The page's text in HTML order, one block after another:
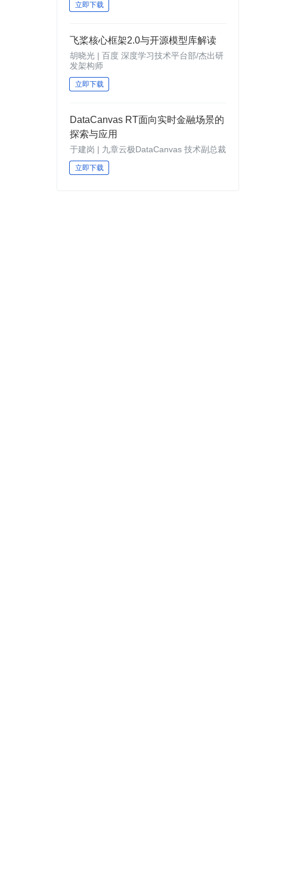
立即下载
飞桨核心框架2.0与开源模型库解读
胡晓光 | 百度 深度学习技术平台部/杰出研
发架构师
立即下载
DataCanvas RT面向实时金融场景的
探索与应用
于建岗 | 九章云极DataCanvas 技术副总裁
立即下载